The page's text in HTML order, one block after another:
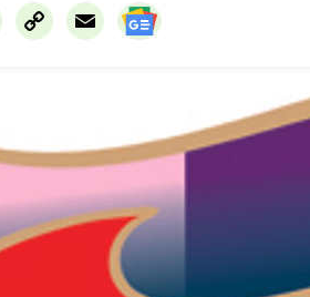
Copy
Link
Email